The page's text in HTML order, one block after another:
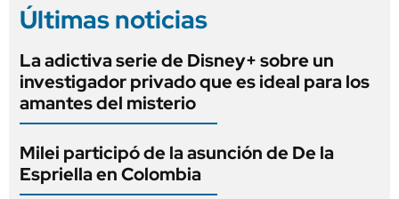
Últimas noticias
La adictiva serie de Disney+ sobre un
investigador privado que es ideal para los
amantes del misterio
Milei participó de la asunción de De la
Espriella en Colombia